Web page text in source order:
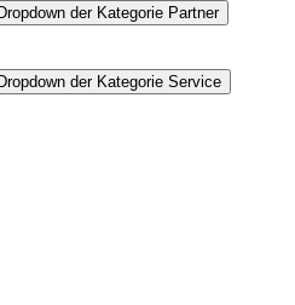
der Kategorie Partner
der Kategorie Service